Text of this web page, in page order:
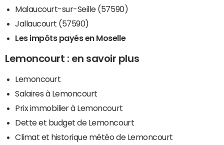
Malaucourt-sur-Seille (57590)
Jallaucourt (57590)
Les impôts payés en Moselle
Lemoncourt : en savoir plus
Lemoncourt
Salaires à Lemoncourt
Prix immobilier à Lemoncourt
Dette et budget de Lemoncourt
Climat et historique météo de Lemoncourt